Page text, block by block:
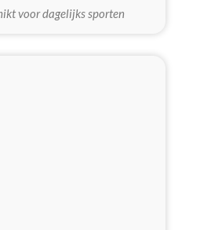
voor dagelijks sporten